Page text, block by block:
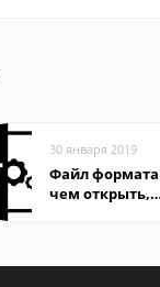
30 января 2019
Файл формата
чем открыть,